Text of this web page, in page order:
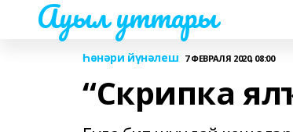
Ауыл уттары
Һөнәри йүнәлеш 7 ФЕВРАЛЯ 2020, 08:00
“Скрипка